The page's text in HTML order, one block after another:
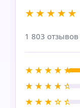
★★★★★
1 803 отзывов
★★★★★
★★★★☆
★★★☆☆